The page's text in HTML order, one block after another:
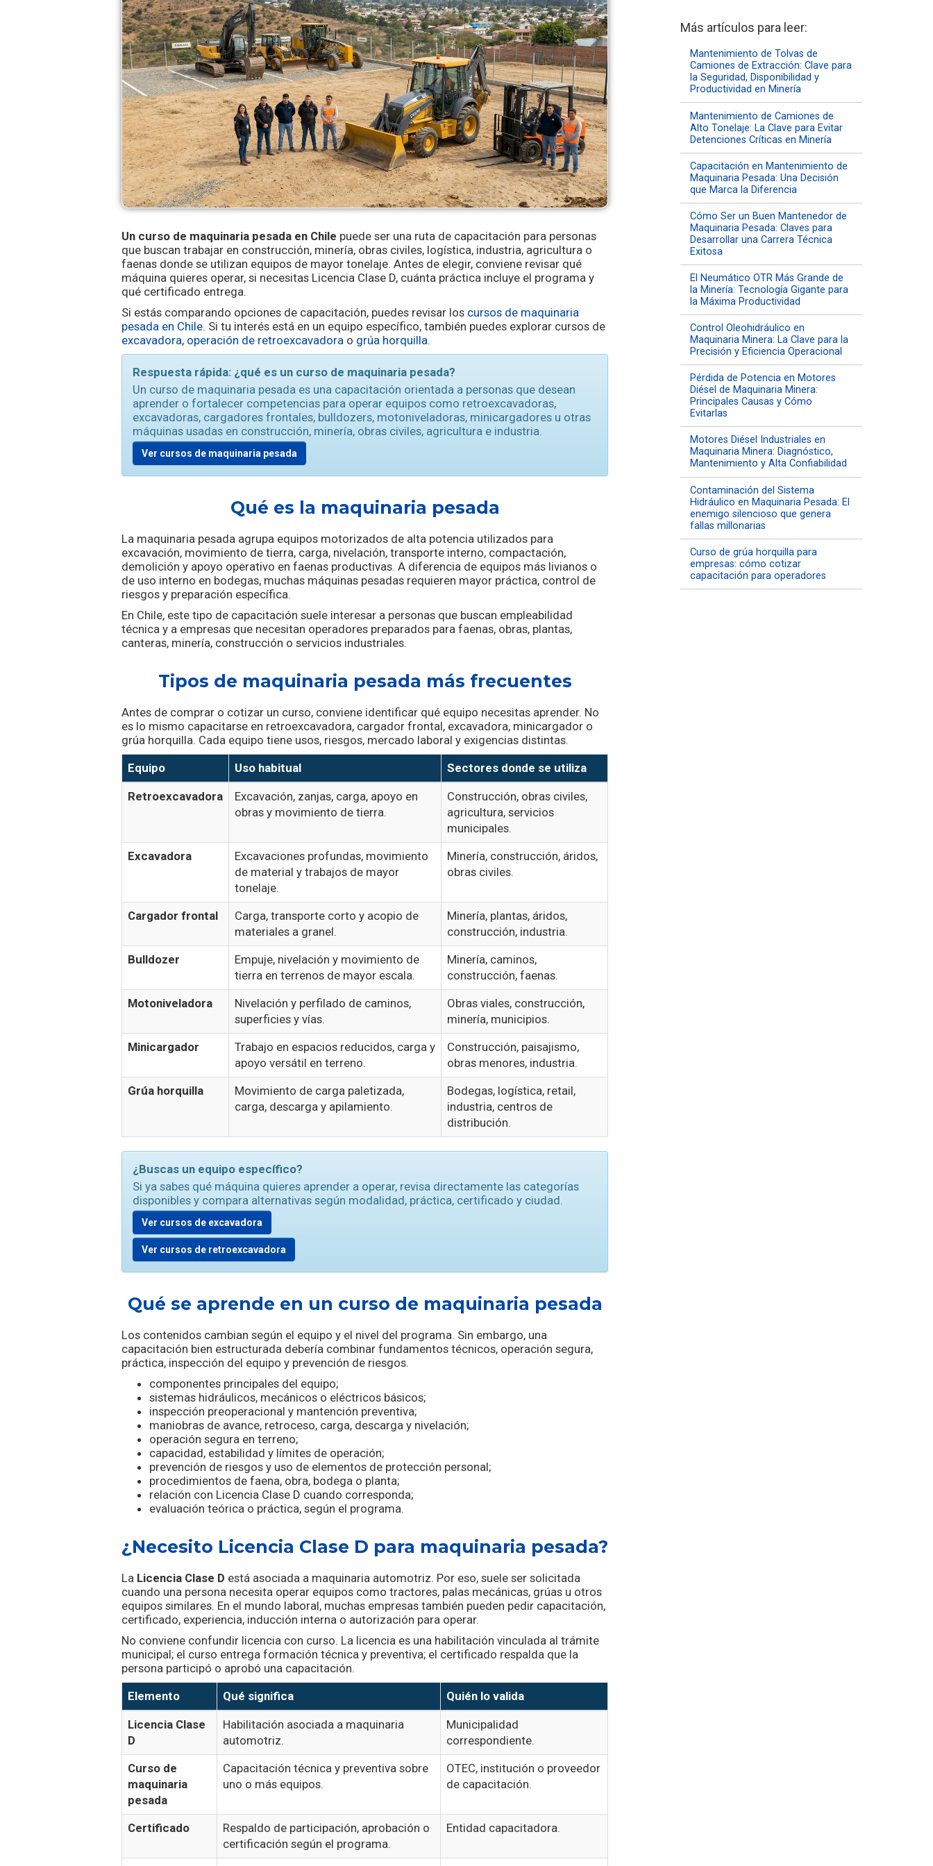
Un curso de maquinaria pesada en Chile puede ser una ruta de capacitación para personas
que buscan trabajar en construcción, minería, obras civiles, logística, industria, agricultura o
faenas donde se utilizan equipos de mayor tonelaje. Antes de elegir, conviene revisar qué
máquina quieres operar, si necesitas Licencia Clase D, cuánta práctica incluye el programa y
qué certificado entrega.
Si estás comparando opciones de capacitación, puedes revisar los cursos de maquinaria
pesada en Chile. Si tu interés está en un equipo específico, también puedes explorar cursos de
excavadora, operación de retroexcavadora o grúa horquilla.
Respuesta rápida: ¿qué es un curso de maquinaria pesada?
Un curso de maquinaria pesada es una capacitación orientada a personas que desean
aprender o fortalecer competencias para operar equipos como retroexcavadoras,
excavadoras, cargadores frontales, bulldozers, motoniveladoras, minicargadores u otras
máquinas usadas en construcción, minería, obras civiles, agricultura e industria.
Ver cursos de maquinaria pesada
Qué es la maquinaria pesada
La maquinaria pesada agrupa equipos motorizados de alta potencia utilizados para
excavación, movimiento de tierra, carga, nivelación, transporte interno, compactación,
demolición y apoyo operativo en faenas productivas. A diferencia de equipos más livianos o
de uso interno en bodegas, muchas máquinas pesadas requieren mayor práctica, control de
riesgos y preparación específica.
En Chile, este tipo de capacitación suele interesar a personas que buscan empleabilidad
técnica y a empresas que necesitan operadores preparados para faenas, obras, plantas,
canteras, minería, construcción o servicios industriales.
Tipos de maquinaria pesada más frecuentes
Antes de comprar o cotizar un curso, conviene identificar qué equipo necesitas aprender. No
es lo mismo capacitarse en retroexcavadora, cargador frontal, excavadora, minicargador o
grúa horquilla. Cada equipo tiene usos, riesgos, mercado laboral y exigencias distintas.
Equipo
Uso habitual Sectores donde se utiliza
Retroexcavadora
Excavación, zanjas, carga, apoyo en
obras y movimiento de tierra.
Construcción, obras civiles,
agricultura, servicios
municipales.
Excavadora
Excavaciones profundas, movimiento
de material y trabajos de mayor
tonelaje.
Minería, construcción, áridos,
obras civiles.
Cargador frontal
Carga, transporte corto y acopio de
materiales a granel.
Minería, plantas, áridos,
construcción, industria.
Bulldozer
Empuje, nivelación y movimiento de
tierra en terrenos de mayor escala.
Minería, caminos,
construcción, faenas.
Motoniveladora
Nivelación y perfilado de caminos,
superficies y vías.
Obras viales, construcción,
minería, municipios.
Minicargador
Trabajo en espacios reducidos, carga y
apoyo versátil en terreno.
Construcción, paisajismo,
obras menores, industria.
Grúa horquilla
Movimiento de carga paletizada,
carga, descarga y apilamiento.
Bodegas, logística, retail,
industria, centros de
distribución.
¿Buscas un equipo específico?
Si ya sabes qué máquina quieres aprender a operar, revisa directamente las categorías
disponibles y compara alternativas según modalidad, práctica, certificado y ciudad.
Ver cursos de excavadora
Ver cursos de retroexcavadora
Qué se aprende en un curso de maquinaria pesada
Los contenidos cambian según el equipo y el nivel del programa. Sin embargo, una
capacitación bien estructurada debería combinar fundamentos técnicos, operación segura,
práctica, inspección del equipo y prevención de riesgos.
componentes principales del equipo;
sistemas hidráulicos, mecánicos o eléctricos básicos;
inspección preoperacional y mantención preventiva;
maniobras de avance, retroceso, carga, descarga y nivelación;
operación segura en terreno;
capacidad, estabilidad y límites de operación;
prevención de riesgos y uso de elementos de protección personal;
procedimientos de faena, obra, bodega o planta;
relación con Licencia Clase D cuando corresponda;
evaluación teórica o práctica, según el programa.
¿Necesito Licencia Clase D para maquinaria pesada?
La Licencia Clase D está asociada a maquinaria automotriz. Por eso, suele ser solicitada
cuando una persona necesita operar equipos como tractores, palas mecánicas, grúas u otros
equipos similares. En el mundo laboral, muchas empresas también pueden pedir capacitación,
certificado, experiencia, inducción interna o autorización para operar.
No conviene confundir licencia con curso. La licencia es una habilitación vinculada al trámite
municipal; el curso entrega formación técnica y preventiva; el certificado respalda que la
persona participó o aprobó una capacitación.
Elemento
Qué significa Quién lo valida
Licencia Clase
D
Habilitación asociada a maquinaria
automotriz.
Municipalidad
correspondiente.
Curso de
maquinaria
pesada
Capacitación técnica y preventiva sobre
uno o más equipos.
OTEC, institución o proveedor
de capacitación.
Certificado
Respaldo de participación, aprobación o
certificación según el programa.
Entidad capacitadora.
Más artículos para leer:
Mantenimiento de Tolvas de
Camiones de Extracción: Clave para
la Seguridad, Disponibilidad y
Productividad en Minería
Mantenimiento de Camiones de
Alto Tonelaje: La Clave para Evitar
Detenciones Críticas en Minería
Capacitación en Mantenimiento de
Maquinaria Pesada: Una Decisión
que Marca la Diferencia
Cómo Ser un Buen Mantenedor de
Maquinaria Pesada: Claves para
Desarrollar una Carrera Técnica
Exitosa
El Neumático OTR Más Grande de
la Minería: Tecnología Gigante para
la Máxima Productividad
Control Oleohidráulico en
Maquinaria Minera: La Clave para la
Precisión y Eficiencia Operacional
Pérdida de Potencia en Motores
Diésel de Maquinaria Minera:
Principales Causas y Cómo
Evitarlas
Motores Diésel Industriales en
Maquinaria Minera: Diagnóstico,
Mantenimiento y Alta Confiabilidad
Contaminación del Sistema
Hidráulico en Maquinaria Pesada: El
enemigo silencioso que genera
fallas millonarias
Curso de grúa horquilla para
empresas: cómo cotizar
capacitación para operadores